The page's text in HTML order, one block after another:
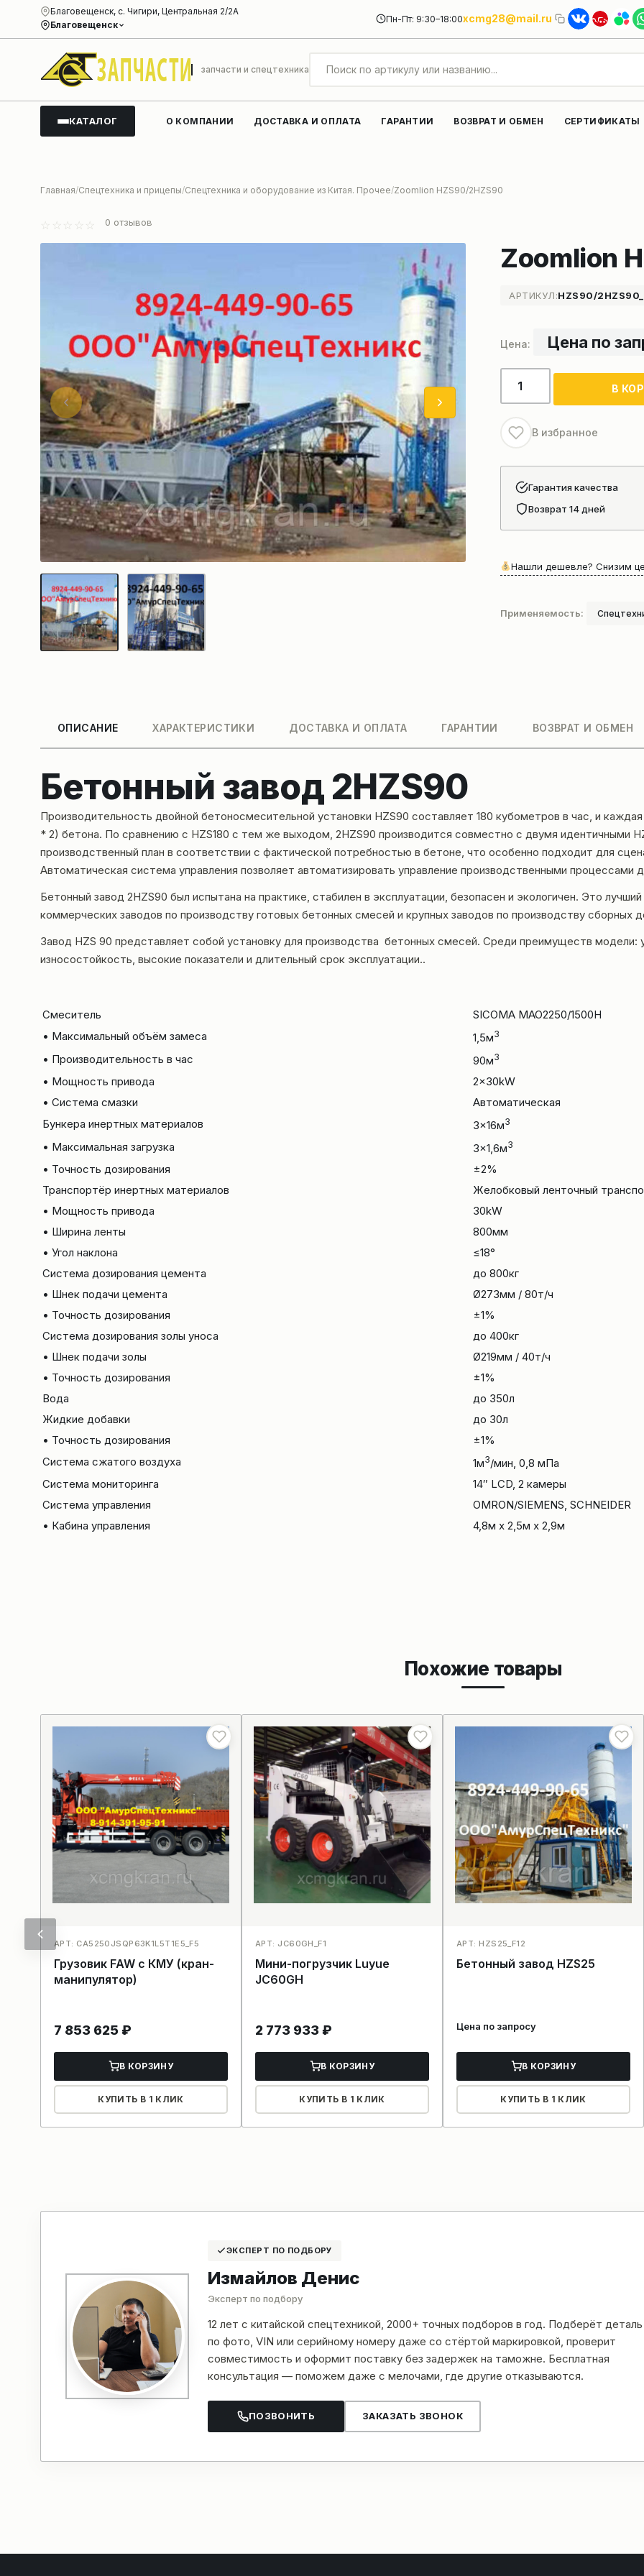
Благовещенск
Благовещенск, с. Чигири, Центральная 2/2А
Пн-Пт: 9:30–18:00xcmg28@mail.ru
запчасти и спецтехника
КАТАЛОГ О КОМПАНИИ ДОСТАВКА И ОПЛАТА ГАРАНТИИ ВОЗВРАТ И ОБМЕН СЕРТИФИКАТЫ
Главная Спецтехника и прицепы Спецтехника и оборудование из Китая. Прочее Zoomlion HZS90/2HZS90
0 отзывов
Zoomlion
АРТИКУЛ:HZS90/
Цена по
Количество
товара
HZS90/2HZS90
В
В избранное
Гарантия качества
Возврат 14 дней
Нашли дешевле? Снизим
Применяемость:
ОПИСАНИЕ ХАРАКТЕРИСТИКИ ДОСТАВКА И ОПЛАТА ГАРАНТИИ ВОЗВРАТ И ОБМЕН
Бетонный завод 2HZS90
Производительность двойной бетоносмесительной установки HZS90 составляет 180 кубометров в час, и
* 2) бетона. По сравнению с HZS180 с тем же выходом, 2HZS90 производится совместно с двумя идентичными
производственный план в соответствии с фактической потребностью в бетоне, что особенно подходит для
Автоматическая система управления позволяет автоматизировать управление производственными процессами
Бетонный завод 2HZS90 был испытана на практике, стабилен в эксплуатации, безопасен и экологичен. Это
коммерческих заводов по производству готовых бетонных смесей и крупных заводов по производству сборных
Завод HZS 90 представляет собой установку для производства бетонных смесей. Среди преимуществ модели:
износостойкость, высокие показатели и длительный срок эксплуатации..
Смеситель
SICOMA MAO2250/1500H
• Максимальный объём замеса
1,5м3
• Производительность в час 90м3
• Мощность привода
2x30kW
• Система смазки
Автоматическая
Бункера инертных материалов
3×16м3
• Максимальная загрузка 3×1,6м3
• Точность дозирования
±2%
Транспортёр инертных материалов
Желобковый ленточный
• Мощность привода
30kW
• Ширина ленты
800мм
• Угол наклона
≤18°
Система дозирования цемента
до 800кг
• Шнек подачи цемента
Ø273мм / 80т/ч
• Точность дозирования
±1%
Система дозирования золы уноса
до 400кг
• Шнек подачи золы
Ø219мм / 40т/ч
• Точность дозирования
±1%
Вода
до 350л
Жидкие добавки
до 30л
• Точность дозирования
±1%
Система сжатого воздуха
1м3/мин, 0,8 мПа
Система мониторинга
14″ LCD, 2 камеры
Система управления
OMRON/SIEMENS, SCHNEIDER
• Кабина управления
4,8м x 2,5м x 2,9м
Похожие товары
АРТ: CA5250JSQP63K1L5T1E5_F5
Грузовик FAW с КМУ (кран-
манипулятор)
7 853 625 ₽
В КОРЗИНУ
КУПИТЬ В 1 КЛИК
АРТ: JC60GH_F1
Мини-погрузчик Luyue
JC60GH
2 773 933 ₽
В КОРЗИНУ
КУПИТЬ В 1 КЛИК
АРТ: HZS25_F12
Бетонный завод HZS25
Цена по запросу
В КОРЗИНУ
КУПИТЬ В 1 КЛИК
ЭКСПЕРТ ПО ПОДБОРУ
Измайлов Денис
Эксперт по подбору
12 лет с китайской спецтехникой, 2000+ точных подборов в год. Подберёт деталь
по фото, VIN или серийному номеру даже со стёртой маркировкой, проверит
совместимость и оформит поставку без задержек на таможне. Бесплатная
консультация — поможем даже с мелочами, где другие отказываются.
ПОЗВОНИТЬ ЗАКАЗАТЬ ЗВОНОК